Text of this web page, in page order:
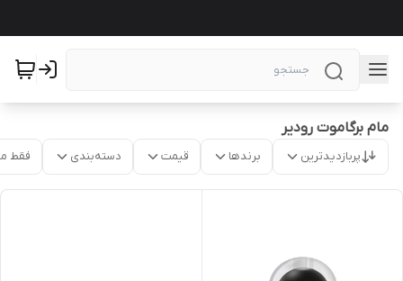
مام برگاموت رودیر
پربازدیدترین برندها قیمت دسته‌بندی فقط